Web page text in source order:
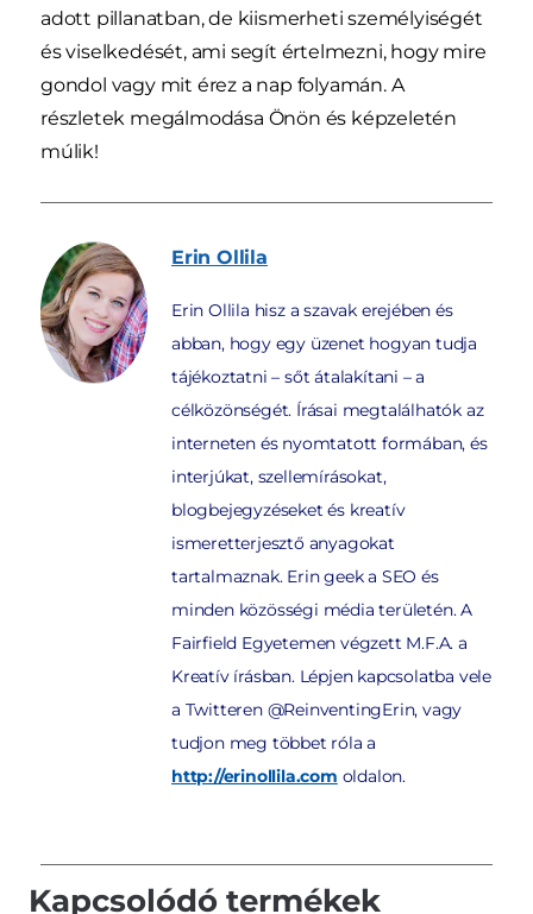
adott pillanatban, de kiismerheti személyiségét
és viselkedését, ami segít értelmezni, hogy mire
gondol vagy mit érez a nap folyamán. A
részletek megálmodása Önön és képzeletén
múlik!
Erin Ollila
Erin Ollila hisz a szavak erejében és
abban, hogy egy üzenet hogyan tudja
tájékoztatni – sőt átalakítani – a
célközönségét. Írásai megtalálhatók az
interneten és nyomtatott formában, és
interjúkat, szellemírásokat,
blogbejegyzéseket és kreatív
ismeretterjesztő anyagokat
tartalmaznak. Erin geek a SEO és
minden közösségi média területén. A
Fairfield Egyetemen végzett M.F.A. a
Kreatív írásban. Lépjen kapcsolatba vele
a Twitteren @ReinventingErin, vagy
tudjon meg többet róla a
http://erinollila.com oldalon.
Kapcsolódó termékek